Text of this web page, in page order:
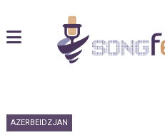
AZERBEIDZJAN